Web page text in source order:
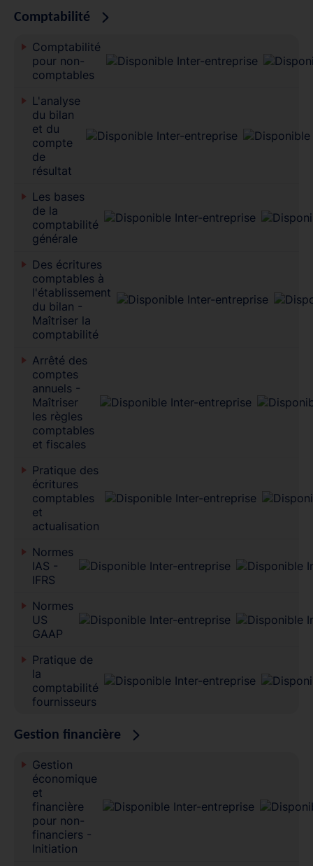
Comptabilité
Comptabilité
pour non-
comptables
L'analyse
du bilan
et du
compte
de
résultat
Les bases
de la
comptabilité
générale
Des écritures
comptables à
l'établissement
du bilan -
Maîtriser la
comptabilité
Arrêté des
comptes
annuels -
Maîtriser
les règles
comptables
et fiscales
Pratique des
écritures
comptables
et
actualisation
Normes
IAS -
IFRS
Normes
US
GAAP
Pratique de
la
comptabilité
fournisseurs
Gestion financière
Gestion
économique
et
financière
pour non-
financiers -
Initiation